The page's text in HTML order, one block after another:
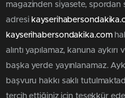
magazinden siyasete, spordan
adresi
kayserihabersondakika.com
alıntı yapılamaz, kanuna
başka yerde yayınlanamaz.
başvuru hakkı saklı
tercih ettiğiniz için teşekkür